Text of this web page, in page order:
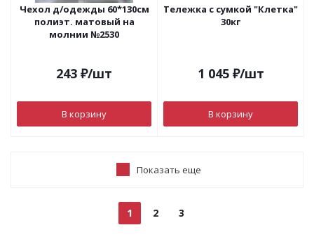
Чехол д/одежды 60*130см
полиэт. матовый на
молнии №2530
243 ₽/шт
В корзину
Тележка с сумкой "Клетка"
30кг
1 045₽/шт
В корзину
Показать еще
1 2 3